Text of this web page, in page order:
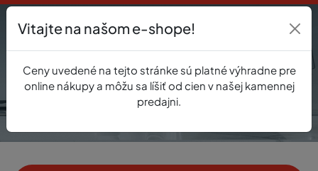
0
Vitajte na našom e-shope!
Ceny uvedené na tejto stránke sú platné výhradne pre
online nákupy a môžu sa líšiť od cien v našej kamennej
predajni.